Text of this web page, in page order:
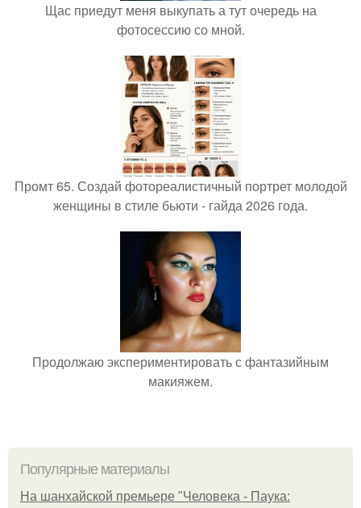
Щас приедут меня выкупать а тут очередь на
фотосессию со мной.
Промт 65. Создай фотореалистичный портрет молодой
женщины в стиле бьюти - гайда 2026 года.
Продолжаю экспериментировать с фантазийным
макияжем.
Популярные материалы
На шанхайской премьере "Человека - Паука: